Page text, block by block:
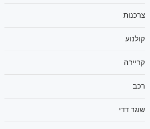
צרכנות
קולנוע
קריירה
רכב
שוגר דדי